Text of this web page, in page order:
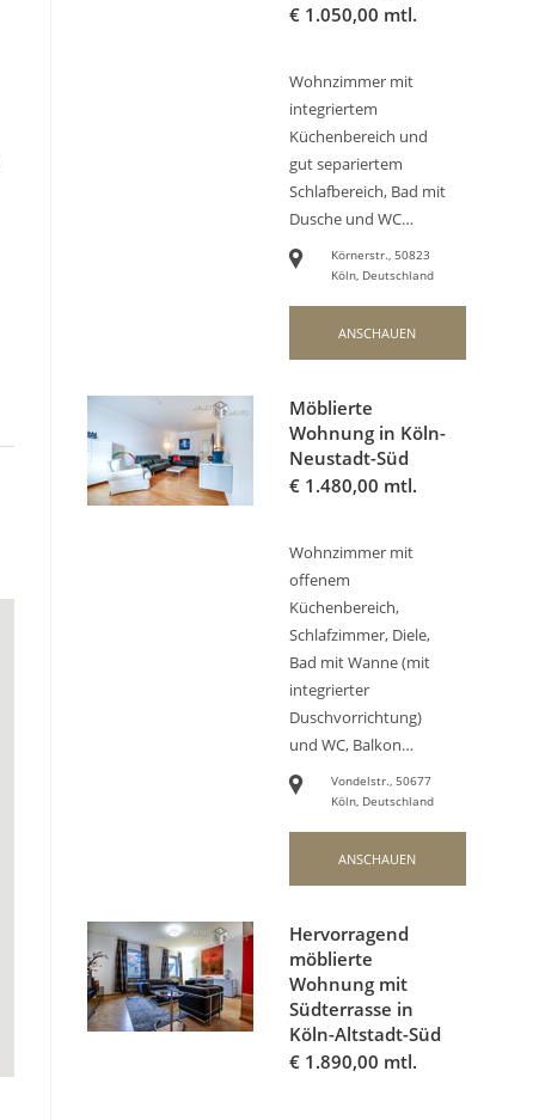
€ 1.050,00 mtl.
Wohnzimmer mit
integriertem
Küchenbereich und
gut separiertem
Schlafbereich, Bad mit
Dusche und WC…
Körnerstr., 50823
Köln, Deutschland
ANSCHAUEN
Möblierte
Wohnung in Köln-
Neustadt-Süd
€ 1.480,00 mtl.
Wohnzimmer mit
offenem
Küchenbereich,
Schlafzimmer, Diele,
Bad mit Wanne (mit
integrierter
Duschvorrichtung)
und WC, Balkon…
Vondelstr., 50677
Köln, Deutschland
ANSCHAUEN
Hervorragend
möblierte
Wohnung mit
Südterrasse in
Köln-Altstadt-Süd
€ 1.890,00 mtl.